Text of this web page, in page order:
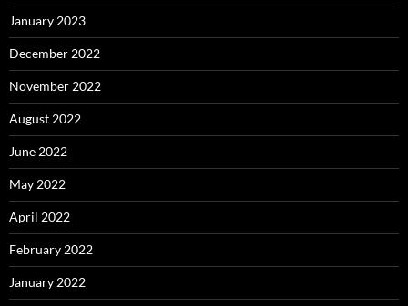
January 2023
December 2022
November 2022
August 2022
June 2022
May 2022
April 2022
February 2022
January 2022